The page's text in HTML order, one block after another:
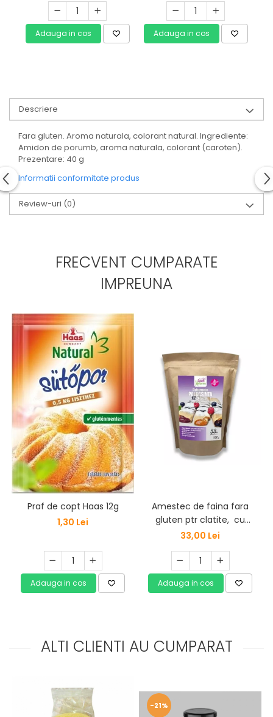
Adauga in cos Adauga in cos
Descriere
Fara gluten. Aroma naturala, colorant natural. Ingrediente:
Amidon de porumb, aroma naturala, colorant (caroten).
Prezentare: 40 g
Informatii conformitate produs
Review-uri (0)
FRECVENT CUMPARATE
IMPREUNA
Praf de copt Haas 12g
1,30 Lei
Adauga in cos
Amestec de faina fara
gluten ptr clatite, cu
indulcitor Szafi Reform 500g
33,00 Lei
Adauga in cos
ALTI CLIENTI AU CUMPARAT
-21%